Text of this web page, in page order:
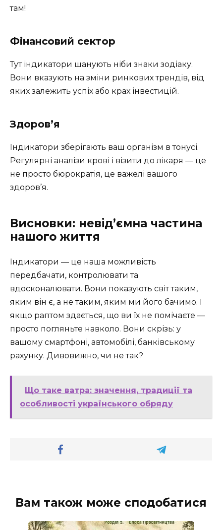
там!
Фінансовий сектор
Тут індикатори шанують ніби знаки зодіаку.
Вони вказують на зміни ринкових трендів, від
яких залежить успіх або крах інвестицій.
Здоров’я
Індикатори зберігають ваш організм в тонусі.
Регулярні аналізи крові і візити до лікаря — це
не просто бюрократія, це важелі вашого
здоров’я.
Висновки: невід’ємна частина
нашого життя
Індикатори — це наша можливість
передбачати, контролювати та
вдосконалювати. Вони показують світ таким,
яким він є, а не таким, яким ми його бачимо. І
якщо раптом здається, що ви їх не помічаєте —
просто погляньте навколо. Вони скрізь: у
вашому смартфоні, автомобілі, банківському
рахунку. Дивовижно, чи не так?
Що таке ватра: значення, традиції та
особливості українського обряду
Вам також може сподобатися